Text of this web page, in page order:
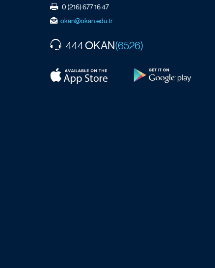
0 (216) 677 16 47
okan@okan.edu.tr
444OKAN(6526)